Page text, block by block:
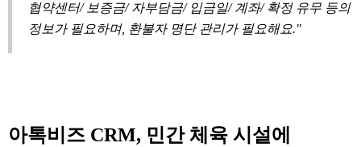
협약센터/ 보증금/ 자부담금/ 입금일/ 계좌/ 확정 유무 등의
정보가 필요하며, 환불자 명단 관리가 필요해요."
아톡비즈 CRM, 민간 체육 시설에